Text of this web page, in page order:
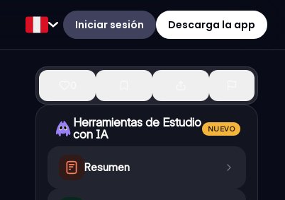
Iniciar sesión Descarga la app
Herramientas de Estudio
con IA
NUEVO
Resumen